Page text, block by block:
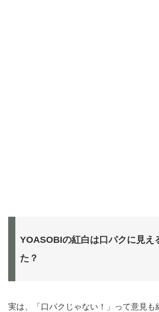
YOASOBIの紅白は口パクに見え
た？
実は、「口パクじゃない！」って意見も